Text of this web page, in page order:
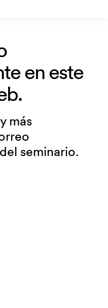
en este
más
seminario.